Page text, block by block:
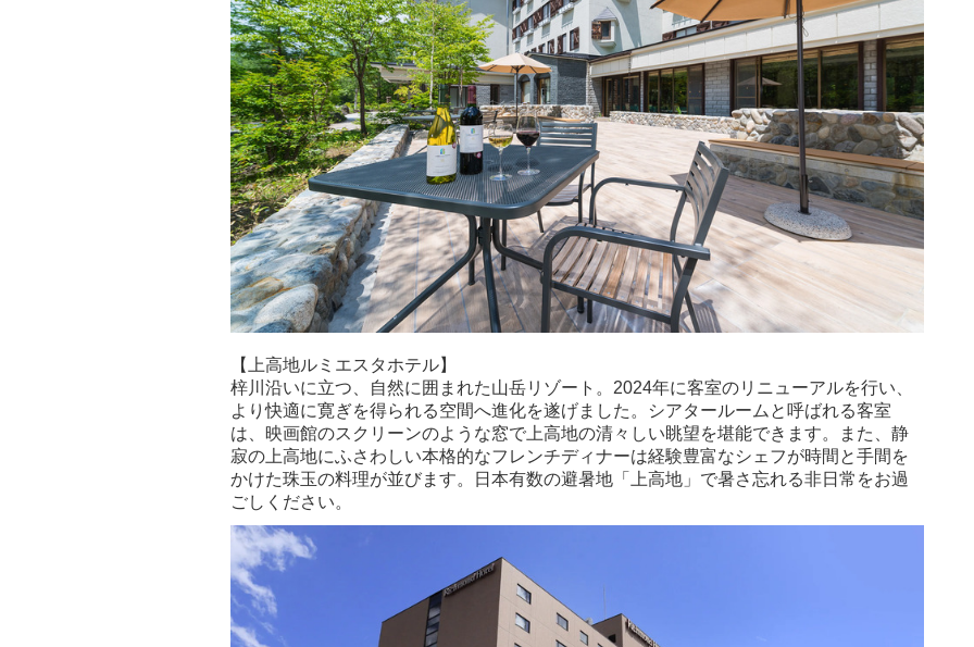
【上高地ルミエスタホテル】
梓川沿いに立つ、自然に囲まれた山岳リゾート。2024年に客室のリニューアルを行い、
より快適に寛ぎを得られる空間へ進化を遂げました。シアタールームと呼ばれる客室
は、映画館のスクリーンのような窓で上高地の清々しい眺望を堪能できます。また、静
寂の上高地にふさわしい本格的なフレンチディナーは経験豊富なシェフが時間と手間を
かけた珠玉の料理が並びます。日本有数の避暑地「上高地」で暑さ忘れる非日常をお過
ごしください。